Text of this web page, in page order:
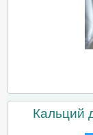
Кальций